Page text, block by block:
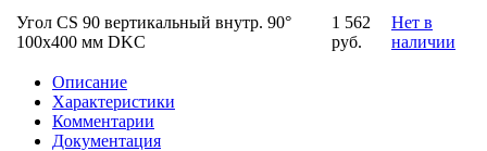
Угол CS 90 вертикальный внутр. 90°
100х400 мм DKC
1 562
руб.
Нет в
наличии
Описание
Характеристики
Комментарии
Документация